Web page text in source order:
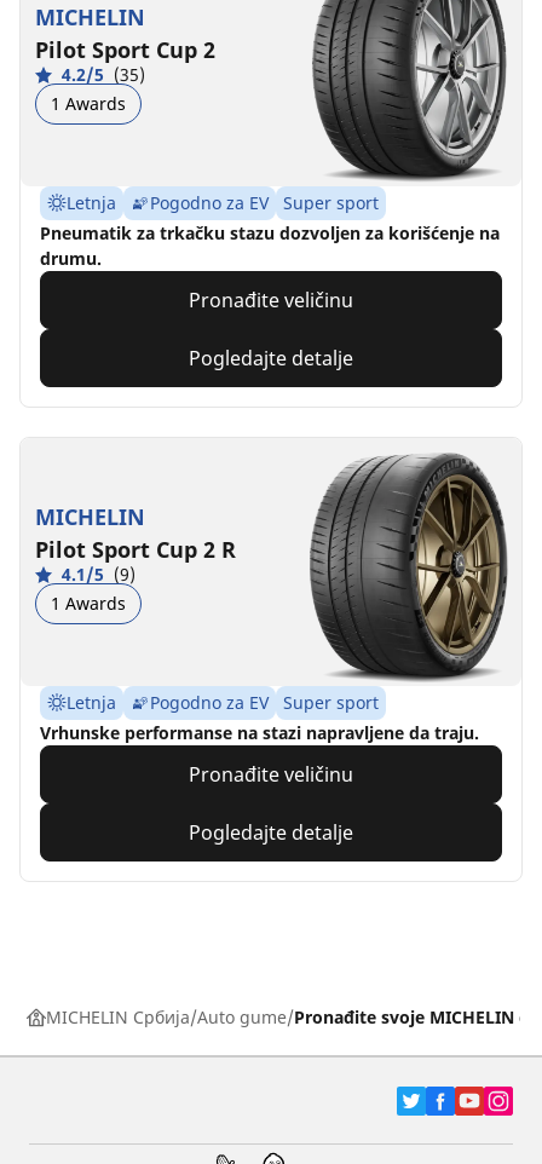
MICHELIN
Pilot Sport Cup 2
4.2/5 (35)
1 Awards
Letnja Pogodno za EV
Super sport
Pneumatik za trkačku stazu dozvoljen za korišćenje na
drumu.
Pronađite veličinu
Pogledajte detalje
MICHELIN
Pilot Sport Cup 2 R
4.1/5 (9)
1 Awards
Letnja Pogodno za EV
Super sport
Vrhunske performanse na stazi napravljene da traju.
Pronađite veličinu
Pogledajte detalje
MICHELIN Србија Auto gume Pronađite svoje MICHELIN